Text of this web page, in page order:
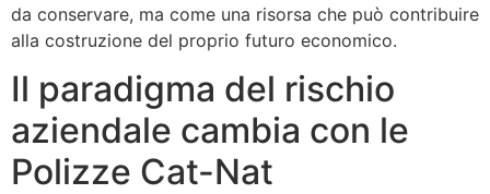
da conservare, ma come una risorsa che può contribuire
alla costruzione del proprio futuro economico.
Il paradigma del rischio
aziendale cambia con le
Polizze Cat-Nat